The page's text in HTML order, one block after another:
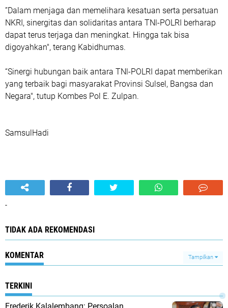
”Dalam menjaga dan memelihara kesatuan serta persatuan
NKRI, sinergitas dan solidaritas antara TNl-POLRI berharap
dapat terus terjaga dan meningkat. Hingga tak bisa
digoyahkan", terang Kabidhumas.
“Sinergi hubungan baik antara TNl-POLRI dapat memberikan
yang terbaik bagi masyarakat Provinsi Sulsel, Bangsa dan
Negara", tutup Kombes Pol E. Zulpan.
SamsulHadi
-
TIDAK ADA REKOMENDASI
KOMENTAR Tampilkan
TERKINI